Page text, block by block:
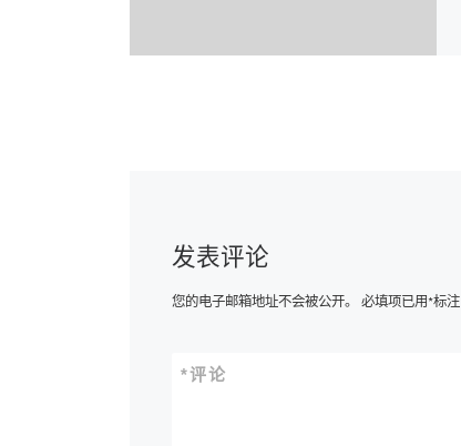
发表评论
您的电子邮箱地址不会被公开。 必填项已用*标注
评论
*